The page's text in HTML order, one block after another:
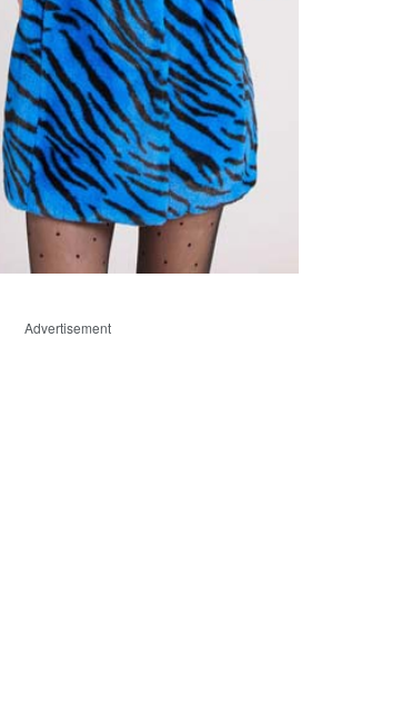
Advertisement